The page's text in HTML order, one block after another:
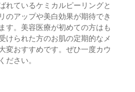
れているケミカルピーリングと
のアップや美白効果が期待でき
す。美容医療が初めての方はも
けられた方のお肌の定期的なメ
変おすすめです。ぜひ一度カウ
ださい。